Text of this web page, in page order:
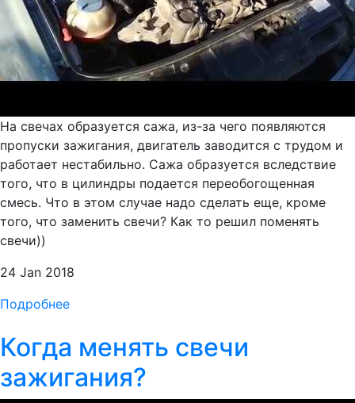
На свечах образуется сажа, из-за чего появляются
пропуски зажигания, двигатель заводится с трудом и
работает нестабильно. Сажа образуется вследствие
того, что в цилиндры подается переобогощенная
смесь. Что в этом случае надо сделать еще, кроме
того, что заменить свечи? Как то решил поменять
свечи))
24 Jan 2018
Подробнее
Когда менять свечи
зажигания?